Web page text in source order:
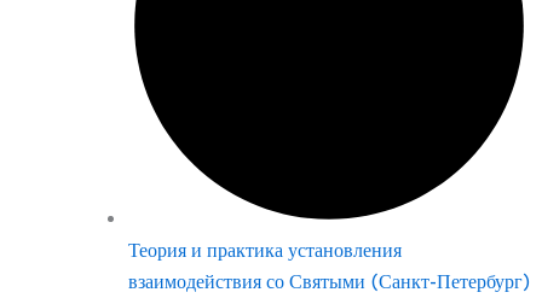
Теория и практика установления
взаимодействия со Святыми (Санкт-Петербург)